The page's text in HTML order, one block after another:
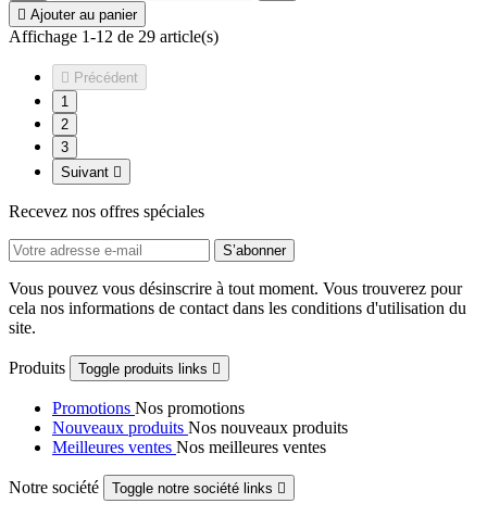
 Ajouter au panier
Affichage 1-12 de 29 article(s)
 Précédent
1
2
3
Suivant 
Recevez nos offres spéciales
Vous pouvez vous désinscrire à tout moment. Vous trouverez pour
cela nos informations de contact dans les conditions d'utilisation du
site.
Produits Toggle produits links 
Promotions Nos promotions
Nouveaux produits Nos nouveaux produits
Meilleures ventes Nos meilleures ventes
Notre société Toggle notre société links 